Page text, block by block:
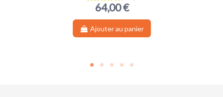
64,00 €
Ajouter au panier